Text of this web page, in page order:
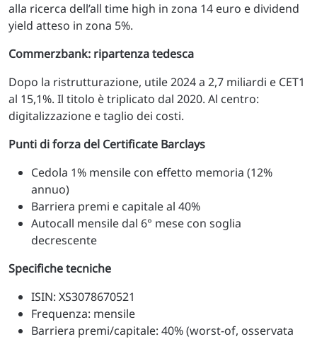
alla ricerca dell’all time high in zona 14 euro e dividend
yield atteso in zona 5%.
Commerzbank: ripartenza tedesca
Dopo la ristrutturazione, utile 2024 a 2,7 miliardi e CET1
al 15,1%. Il titolo è triplicato dal 2020. Al centro:
digitalizzazione e taglio dei costi.
Punti di forza del Certificate Barclays
Cedola 1% mensile con effetto memoria (12%
annuo)
Barriera premi e capitale al 40%
Autocall mensile dal 6° mese con soglia
decrescente
Specifiche tecniche
ISIN: XS3078670521
Frequenza: mensile
Barriera premi/capitale: 40% (worst-of, osservata